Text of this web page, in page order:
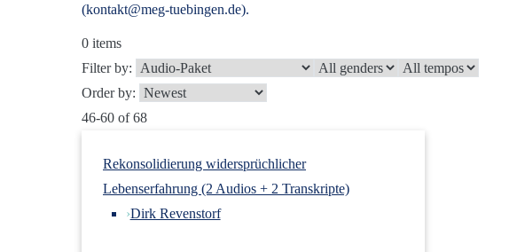
(kontakt@meg-tuebingen.de).
0 items
Filter by:
Order by:
46-60 of 68
Rekonsolidierung widersprüchlicher
Lebenserfahrung (2 Audios + 2 Transkripte)
›Dirk Revenstorf